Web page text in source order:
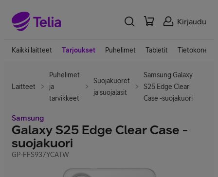
Kirjaudu
Kaikki laitteet Tarjoukset Puhelimet Tabletit Tietokoneet
Laitteet
Puhelimet
ja
tarvikkeet
Suojakuoret
ja suojalasit
Samsung Galaxy
S25 Edge Clear
Case -suojakuori
Samsung
Galaxy S25 Edge Clear Case -
suojakuori
GP-FFS937YCATW